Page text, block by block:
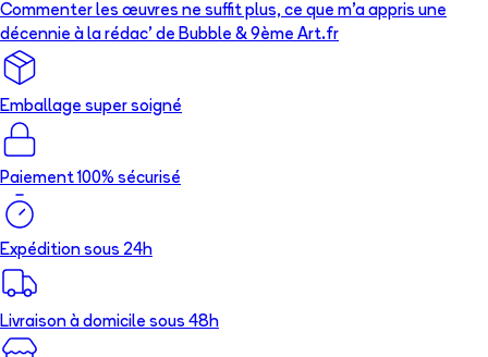
Commenter les œuvres ne suffit plus, ce que m’a appris une
décennie à la rédac’ de Bubble & 9ème Art.fr
Emballage super soigné
Paiement 100% sécurisé
Expédition sous 24h
Livraison à domicile sous 48h